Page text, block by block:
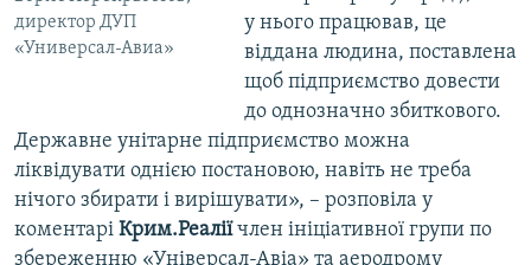
директор ДУП
«Универсал-Авиа»
у нього працював, це
віддана людина, поставлена
щоб підприємство довести
до однозначно збиткового.
Державне унітарне підприємство можна
ліквідувати однією постановою, навіть не треба
нічого збирати і вирішувати», – розповіла у
коментарі Крим.Реаліїчлен ініціативної групи по
збереженню «Універсал-Авіа» та аеродрому